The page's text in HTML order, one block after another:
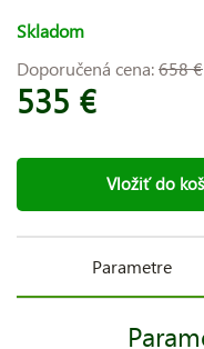
Skladom
Doporučená cena:658 €
535 €
Vložiť do
Parametre